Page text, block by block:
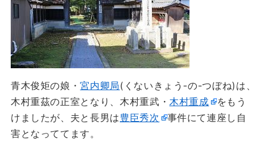
青木俊矩の娘・宮内卿局(くないきょう-の-つぼね)は、
木村重茲の正室となり、木村重武・木村重成
をもう
けましたが、夫と長男は豊臣秀次
事件にて連座し自
害となっててます。